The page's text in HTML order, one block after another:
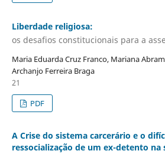
Liberdade religiosa:
os desafios constitucionais para a
Maria Eduarda Cruz Franco, Mariana
Archanjo Ferreira Braga
21
PDF
A Crise do sistema carcerário e o
ressocialização de um ex-detento na